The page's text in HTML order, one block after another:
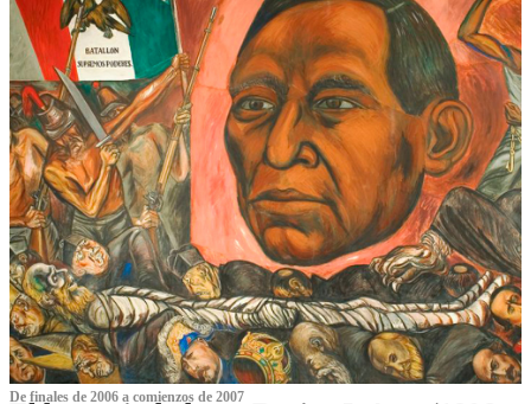
De finales de 2006 a comienzos de 2007